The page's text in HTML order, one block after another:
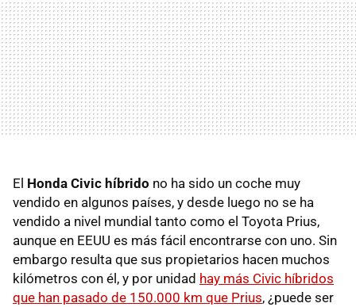
El Honda Civic híbrido no ha sido un coche muy
vendido en algunos países, y desde luego no se ha
vendido a nivel mundial tanto como el Toyota Prius,
aunque en EEUU es más fácil encontrarse con uno. Sin
embargo resulta que sus propietarios hacen muchos
kilómetros con él, y por unidad hay más Civic híbridos
que han pasado de 150.000 km que Prius, ¿puede ser